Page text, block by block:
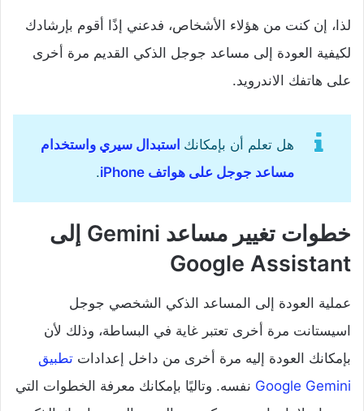
لذا، إن كنت من هؤلاء الأشخاص، فدعني إذًا أقوم بإرشادك
لكيفية العودة إلى مساعد جوجل الذكي القديم مرة أخرى
على هاتفك الاندرويد.
هل تعلم أن بإمكانك استبدال سيري واستخدام
مساعد جوجل على هواتف iPhone
.
خطوات تغيير مساعد Gemini إلى
Google Assistant
عملية العودة إلى المساعد الذكي الشخصي جوجل
اسيستانت مرة أخرى تعتبر غاية في البساطة، وذلك لأن
بإمكانك العودة إليه مرة أخرى من داخل إعدادات تطبيق
Google Gemini نفسه. وتاليًا بإمكانك معرفة الخطوات التي